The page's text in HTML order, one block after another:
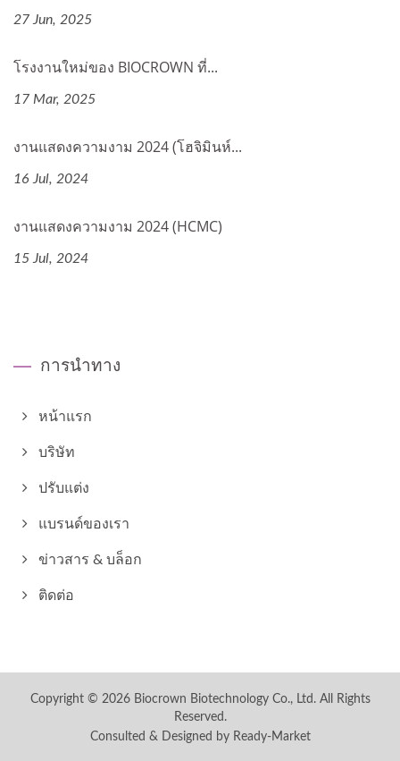
27 Jun, 2025
โรงงานใหม่ของ BIOCROWN ที่...
17 Mar, 2025
งานแสดงความงาม 2024 (โฮจิมินห์...
16 Jul, 2024
งานแสดงความงาม 2024 (HCMC)
15 Jul, 2024
การนำทาง
หน้าแรก
บริษัท
ปรับแต่ง
แบรนด์ของเรา
ข่าวสาร & บล็อก
ติดต่อ
Copyright © 2026 Biocrown Biotechnology Co., Ltd.All Rights
Reserved.
Consulted & Designed by Ready-Market